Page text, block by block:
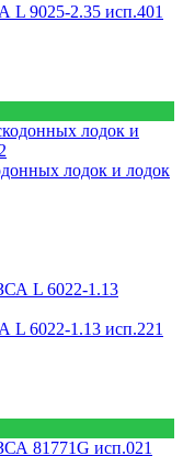
L 9025-2.35 исп.401
лодок и лодок
L 6022-1.13 исп.221